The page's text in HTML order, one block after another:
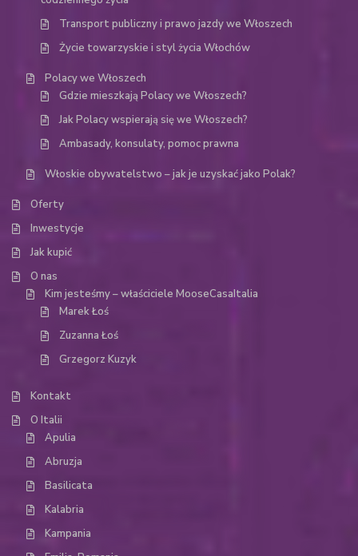
Transport publiczny i prawo jazdy we Włoszech
Życie towarzyskie i styl życia Włochów
Polacy we Włoszech
Gdzie mieszkają Polacy we Włoszech?
Jak Polacy wspierają się we Włoszech?
Ambasady, konsulaty, pomoc prawna
Włoskie obywatelstwo – jak je uzyskać jako Polak?
Oferty
Inwestycje
Jak kupić
O nas
Kim jesteśmy – właściciele MooseCasaItalia
Marek Łoś
Zuzanna Łoś
Grzegorz Kuzyk
Kontakt
O Italii
Apulia
Abruzja
Basilicata
Kalabria
Kampania